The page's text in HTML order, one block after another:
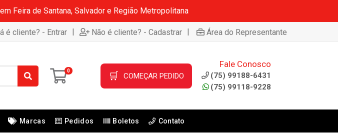
Feira de Santana, Salvador e Região Metropolitana
é cliente? - Entrar | Não é cliente? - Cadastrar | Área do Representante
0 🛒 COMEÇAR PEDIDO
Fale Conosco
(75) 99188-6431
(75) 99118-9228
Marcas Pedidos Boletos Contato